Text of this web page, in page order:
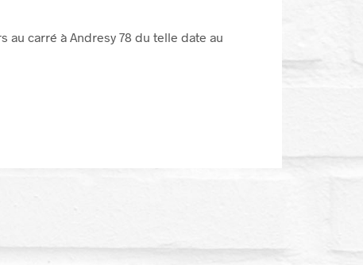
au carré à Andresy 78 du telle date au